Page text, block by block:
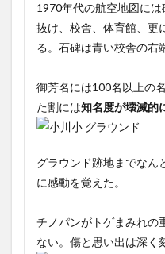
1970年代の航空地図に
抜け、校舎、体育館、更
る。石碑は青い校舎の右
御芳名には100名以上の
た割には知名度が壊滅的
グラウンド跡地までなん
に感動を覚えた。
チノパンがトゲまみれの
ない。傷と思い出は深く